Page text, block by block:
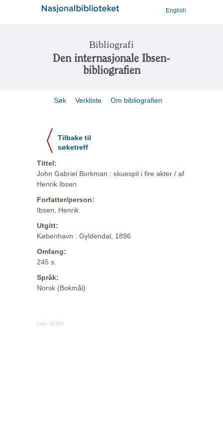
English
Bibliografi
Den internasjonale Ibsen-
bibliografien
Søk Verkliste Om bibliografien
Tilbake til
søketreff
Tittel:
John Gabriel Borkman : skuespil i fire akter / af
Henrik Ibsen
Forfatter/person:
Ibsen, Henrik
Utgitt:
København : Gyldendal, 1896
Omfang:
245 s.
Språk:
Norsk (Bokmål)
Kilde: MODS